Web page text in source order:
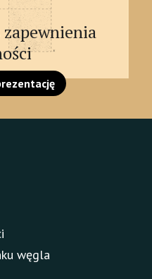
węgla